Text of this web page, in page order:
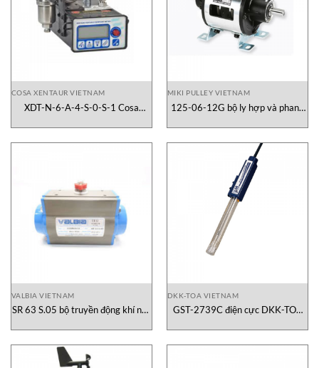
COSA XENTAUR VIETNAM
XDT-N-6-A-4-S-0-S-1 Cosa
MIKI PULLEY VIETNAM
125-06-12G bộ ly hợp và phanh
VALBIA VIETNAM
SR 63 S.05 bộ truyền động khí nén
DKK-TOA VIETNAM
GST-2739C điện cực DKK-TOA